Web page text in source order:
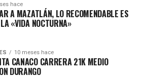
hace
A MAZATLÁN, LO RECOMENDABLE ES
«VIDA NOCTURNA»
10 meses hace
CANACO CARRERA 21K MEDIO
DURANGO